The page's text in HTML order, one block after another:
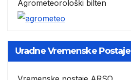
Agrometeorološki bilten
Uradne Vremenske Postaje